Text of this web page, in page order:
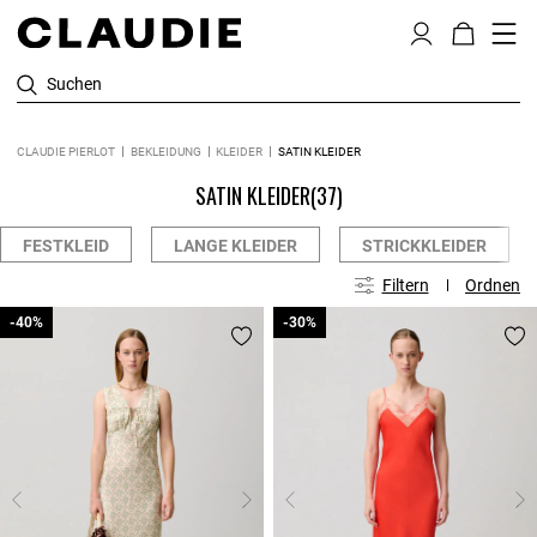
Suchen
CLAUDIE PIERLOT BEKLEIDUNG KLEIDER SATIN KLEIDER
SATIN KLEIDER(37)
FESTKLEID LANGE KLEIDER STRICKKLEIDER
Filtern Ordnen
-40%
-40% -30%
-30%